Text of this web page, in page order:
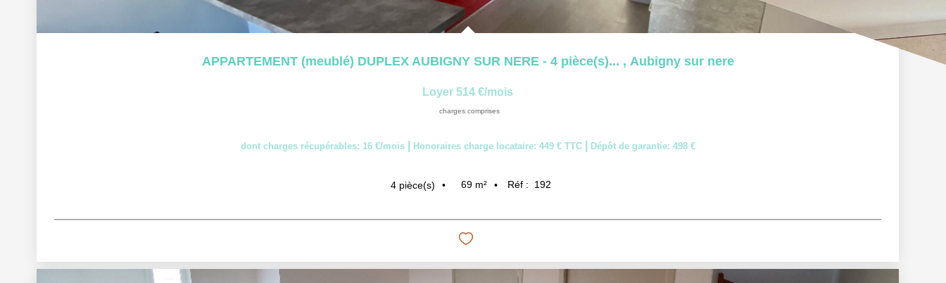
APPARTEMENT (meublé) DUPLEX AUBIGNY SUR NERE - 4 pièce(s)... , Aubigny sur nere
Loyer 514 €/mois
charges comprises
dont charges récupérables: 16 €/mois Honoraires charge locataire: 449 € TTC Dépôt de garantie: 498 €
4 pièce(s) 69 m² Réf : 192